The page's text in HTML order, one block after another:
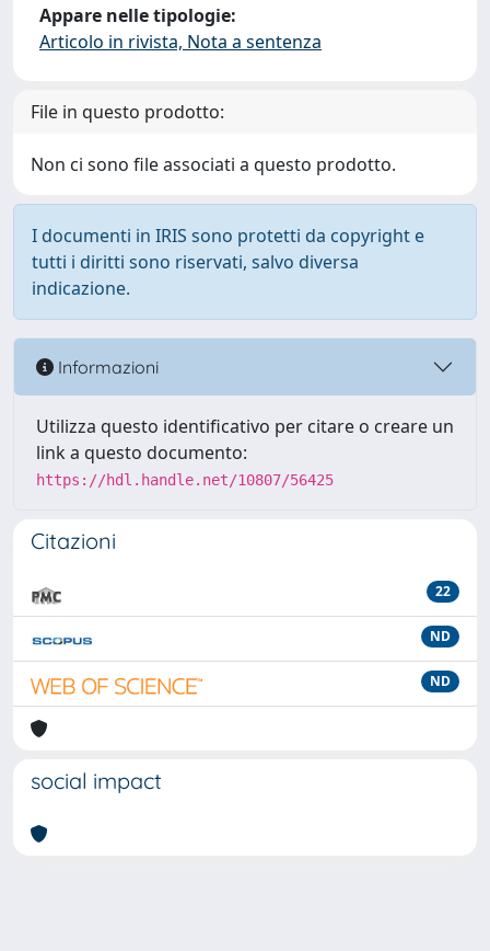
Appare nelle tipologie:
Articolo in rivista, Nota a sentenza
File in questo prodotto:
Non ci sono file associati a questo prodotto.
I documenti in IRIS sono protetti da copyright e
tutti i diritti sono riservati, salvo diversa
indicazione.
Informazioni
Utilizza questo identificativo per citare o creare un
link a questo documento:
https://hdl.handle.net/10807/56425
Citazioni
22
ND
ND
social impact